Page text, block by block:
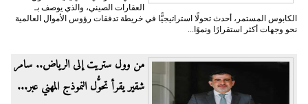
العقارات الصيني، والذي يوصف بـ
الكابوس المستمر، أحدث تحولًا استراتيجيًّا في خريطة تدفقات رؤوس الأموال العالمية
نحو وجهات أكثر استقرارًا ونموًا...
من وول ستريت إلى الرياض.. سامر
شقير يقرأ تحوُّل النموذج المهني عبر...